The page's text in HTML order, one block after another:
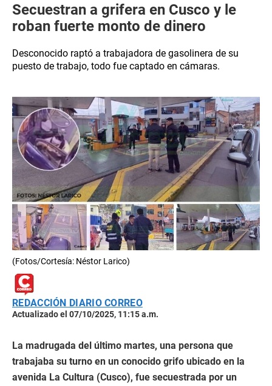
Secuestran a grifera en Cusco y le
roban fuerte monto de dinero
Desconocido raptó a trabajadora de gasolinera de su
puesto de trabajo, todo fue captado en cámaras.
(Fotos/Cortesía: Néstor Larico)
REDACCIÓN DIARIO CORREO
Actualizado el 07/10/2025, 11:15 a.m.
La madrugada del último martes, una persona que
trabajaba su turno en un conocido grifo ubicado en la
avenida La Cultura (Cusco), fue secuestrada por un